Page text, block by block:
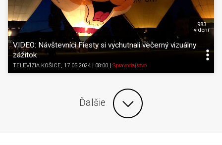
VIDEO: Návštevníci Fiesty si vychutnali večerný vizuálny
zážitok
TELEVÍZIA KOŠICE, 17.05.2024 | 08:00 Spravodajstvo
983
videní
Ďalšie